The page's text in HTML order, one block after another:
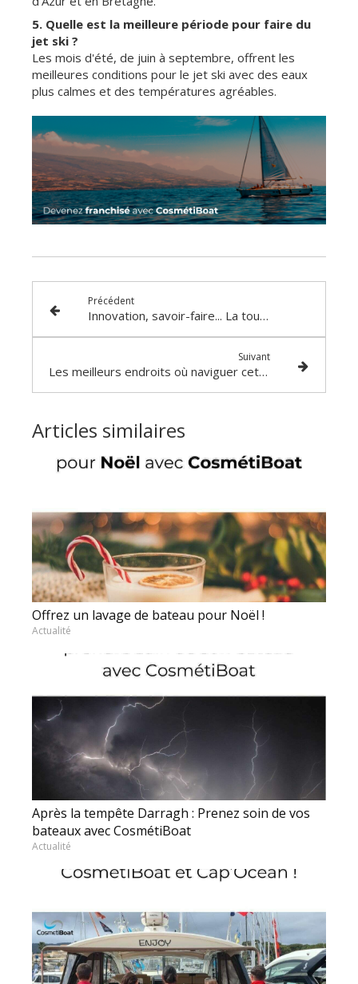
5. Quelle est la meilleure période pour faire du
jet ski ?
Les mois d'été, de juin à septembre, offrent les
meilleures conditions pour le jet ski avec des eaux
plus calmes et des températures agréables.
Précédent
Innovation, savoir-faire... La touche CosmétiBoat
Suivant
Les meilleurs endroits où naviguer cet été en France
Articles similaires
Offrez un lavage de bateau pour Noël !
Actualité
Après la tempête Darragh : Prenez soin de vos
bateaux avec CosmétiBoat
Actualité